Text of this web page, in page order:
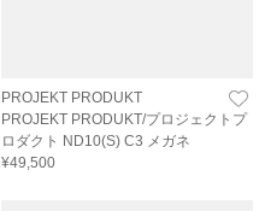
PROJEKT PRODUKT
PROJEKT PRODUKT/プロジェクトプ
ロダクト ND10(S) C3 メガネ
¥49,500